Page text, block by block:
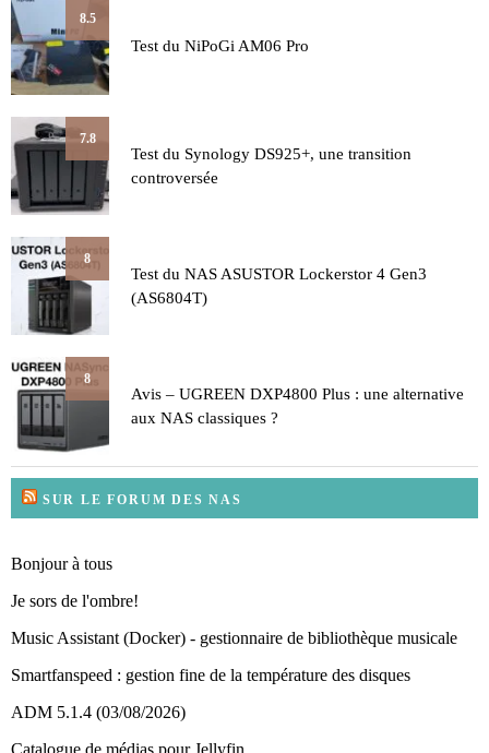
8.5
Test du NiPoGi AM06 Pro
7.8
Test du Synology DS925+, une transition
controversée
8
Test du NAS ASUSTOR Lockerstor 4 Gen3
(AS6804T)
8
Avis – UGREEN DXP4800 Plus : une alternative
aux NAS classiques ?
SUR LE FORUM DES NAS
Bonjour à tous
Je sors de l'ombre!
Music Assistant (Docker) - gestionnaire de bibliothèque musicale
Smartfanspeed : gestion fine de la température des disques
ADM 5.1.4 (03/08/2026)
Catalogue de médias pour Jellyfin